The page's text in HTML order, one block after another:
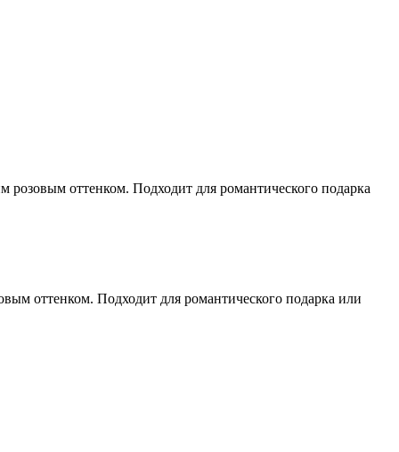
оттенком. Подходит для романтического подарка
оттенком. Подходит для романтического подарка или